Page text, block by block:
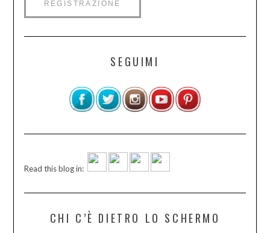
SEGUIMI
Read this blog in:
CHI C’È DIETRO LO SCHERMO